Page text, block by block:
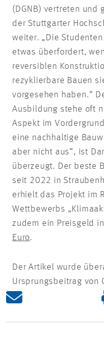
(DGNB) vertreten und
der Stuttgarter
weiter. „Die
etwas überfordert,
reversiblen
rezyklierbare Bauen
vorgesehen haben.“
Ausbildung stehe oft
Aspekt im
eine nachhaltige
aber nicht aus“, ist
überzeugt. Der beste
seit 2022 in
erhielt das Projekt im
Wettbewerbs
zudem ein Preisgeld
Euro.
Der Artikel wurde
Ursprungsbeitrag von